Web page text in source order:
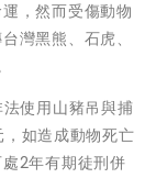
，然而受傷動物
灣黑熊、石虎、
使用山豬吊與捕
如造成動物死亡
2年有期徒刑併